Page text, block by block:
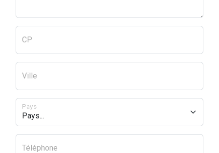
CP
Ville
Pays
Téléphone